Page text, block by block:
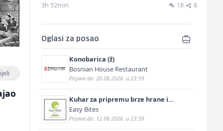
3h 52min 18 8
Oglasi za posao
Konobarica (ž)
Bosnian House Restaurant
Prijava do: 20.08.2026. u 23:59
Kuhar za pripremu brze hrane i
jednostavnih jela (m/ž)
Easy Bites
Prijava do: 12.08.2026. u 23:59